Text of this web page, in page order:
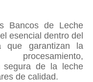
Bancos de Leche
esencial dentro del
que garantizan la
segura de la leche
de calidad.